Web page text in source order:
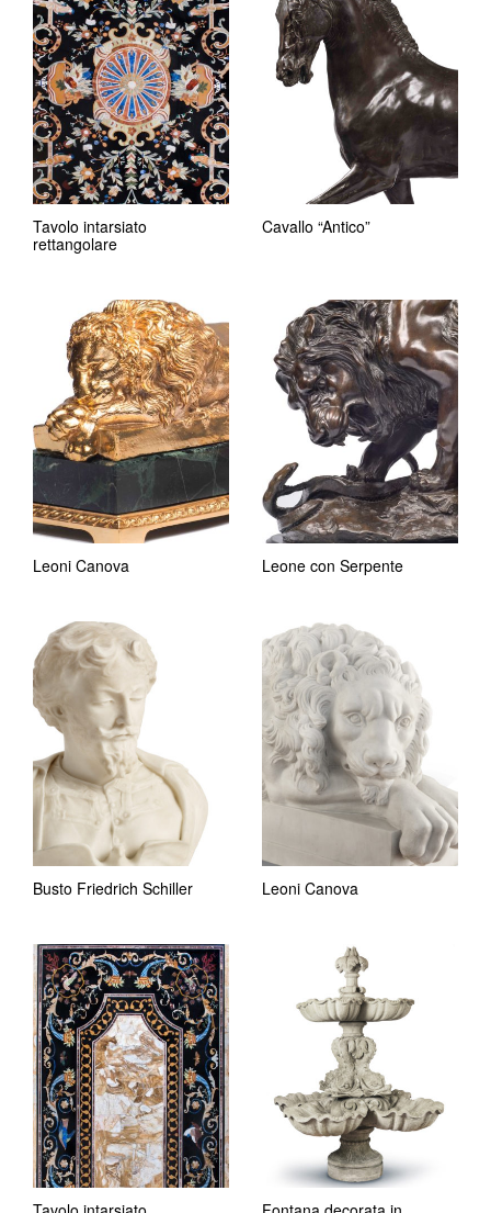
Tavolo intarsiato
rettangolare
Cavallo “Antico”
Leoni Canova Leone con Serpente
Busto Friedrich Schiller Leoni Canova